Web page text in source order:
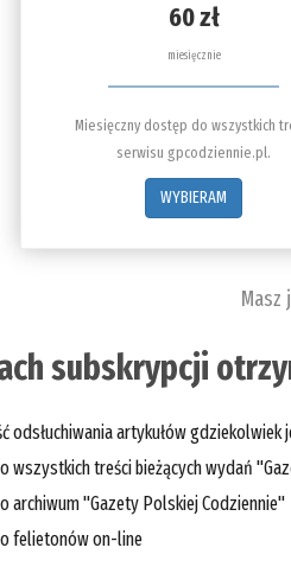
60 zł
miesięcznie
Miesięczny dostęp do wszystkich
serwisu gpcodziennie.pl.
WYBIERAM
Masz
subskrypcji
odsłuchiwania artykułów gdziekolwiek
wszystkich treści bieżących wydań
archiwum "Gazety Polskiej Codziennie"
felietonów on-line